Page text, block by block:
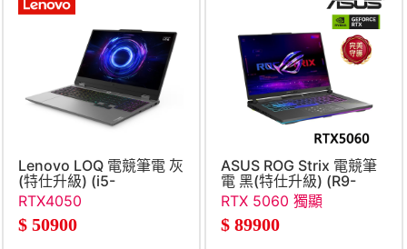
Lenovo LOQ 電競筆電 灰
(特仕升級) (i5-
13450HX&#47;16G+16G&#47;512G+2TB
SSD&#47;RTX4050)
RTX4050
$ 50900
ASUS ROG Strix 電競筆
電 黑(特仕升級) (R9-
SSD&#47;RTX5060)
RTX 5060 獨顯
$ 89900